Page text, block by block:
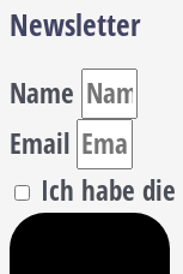
Newsletter
Name
Email
Ich habe die